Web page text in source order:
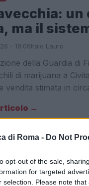
di Roma - Do Not
opt-out of the sale,
for targeted
selection. Please note
un
ma il
- 18:06Italo Lauro
della Guardia di
di marijuana a
vendita stimata in
→
il blitz